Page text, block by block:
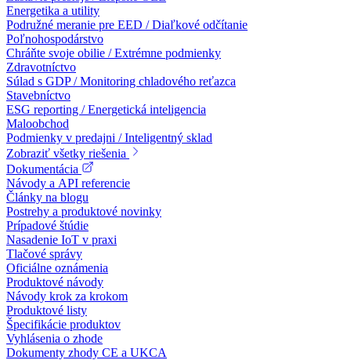
Energetika a utility
Podružné meranie pre EED / Diaľkové odčítanie
Poľnohospodárstvo
Chráňte svoje obilie / Extrémne podmienky
Zdravotníctvo
Súlad s GDP / Monitoring chladového reťazca
Stavebníctvo
ESG reporting / Energetická inteligencia
Maloobchod
Podmienky v predajni / Inteligentný sklad
Zobraziť všetky riešenia
Dokumentácia
Návody a API referencie
Články na blogu
Postrehy a produktové novinky
Prípadové štúdie
Nasadenie IoT v praxi
Tlačové správy
Oficiálne oznámenia
Produktové návody
Návody krok za krokom
Produktové listy
Špecifikácie produktov
Vyhlásenia o zhode
Dokumenty zhody CE a UKCA